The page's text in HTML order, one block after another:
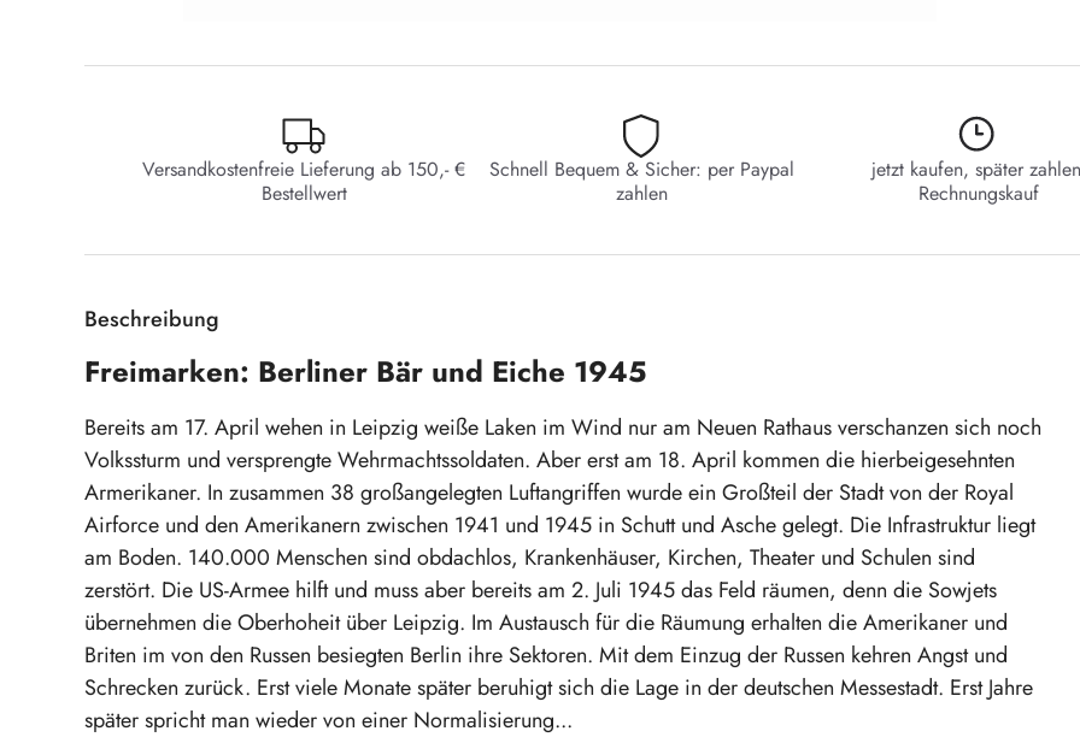
Versandkostenfreie Lieferung ab 150,- €
Bestellwert
Schnell Bequem & Sicher: per Paypal
zahlen
jetzt kaufen, später
Rechnungskauf
Beschreibung
Freimarken: Berliner Bär und Eiche 1945
Bereits am 17. April wehen in Leipzig weiße Laken im Wind nur am Neuen Rathaus verschanzen sich noch
Volkssturm und versprengte Wehrmachtssoldaten. Aber erst am 18. April kommen die hierbeigesehnten
Armerikaner. In zusammen 38 großangelegten Luftangriffen wurde ein Großteil der Stadt von der Royal
Airforce und den Amerikanern zwischen 1941 und 1945 in Schutt und Asche gelegt. Die Infrastruktur liegt
am Boden. 140.000 Menschen sind obdachlos, Krankenhäuser, Kirchen, Theater und Schulen sind
zerstört. Die US-Armee hilft und muss aber bereits am 2. Juli 1945 das Feld räumen, denn die Sowjets
übernehmen die Oberhoheit über Leipzig. Im Austausch für die Räumung erhalten die Amerikaner und
Briten im von den Russen besiegten Berlin ihre Sektoren. Mit dem Einzug der Russen kehren Angst und
Schrecken zurück. Erst viele Monate später beruhigt sich die Lage in der deutschen Messestadt. Erst Jahre
später spricht man wieder von einer Normalisierung...